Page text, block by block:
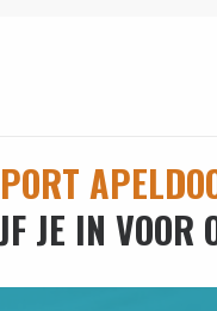
JE IN VOOR